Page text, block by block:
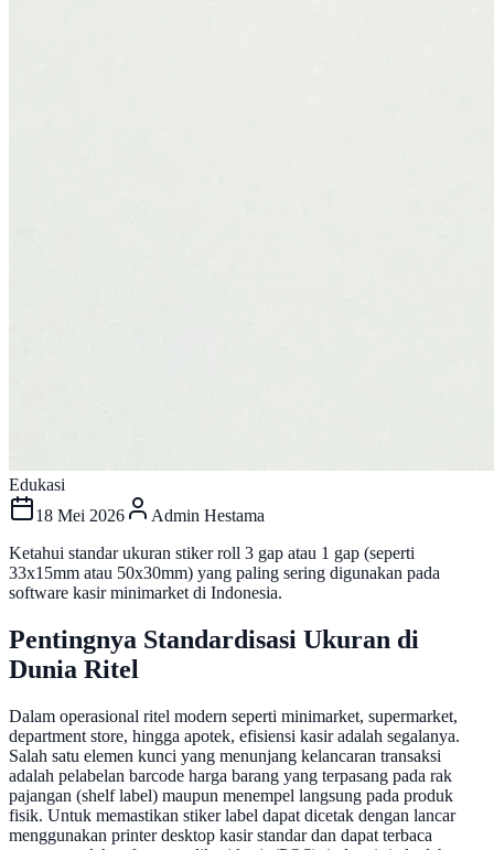
Edukasi
18 Mei 2026
Admin Hestama
Ketahui standar ukuran stiker roll 3 gap atau 1 gap (seperti
33x15mm atau 50x30mm) yang paling sering digunakan pada
software kasir minimarket di Indonesia.
Pentingnya Standardisasi Ukuran di
Dunia Ritel
Dalam operasional ritel modern seperti minimarket, supermarket,
department store, hingga apotek, efisiensi kasir adalah segalanya.
Salah satu elemen kunci yang menunjang kelancaran transaksi
adalah pelabelan barcode harga barang yang terpasang pada rak
pajangan (shelf label) maupun menempel langsung pada produk
fisik. Untuk memastikan stiker label dapat dicetak dengan lancar
menggunakan printer desktop kasir standar dan dapat terbaca